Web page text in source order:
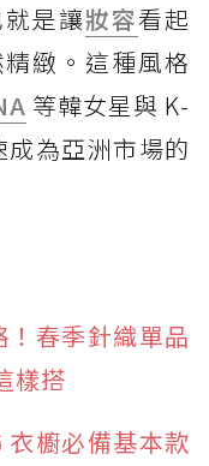
是讓妝容看起
緻。這種風格
等韓女星與 K-
為亞洲市場的
春季針織單品
樣搭
櫥必備基本款